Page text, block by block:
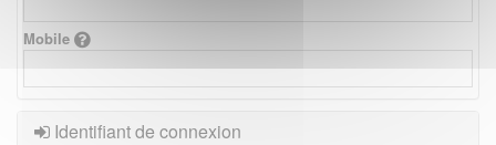
Mobile
Identifiant de connexion